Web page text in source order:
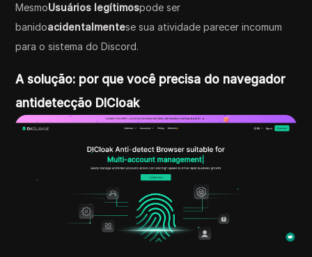
MesmoUsuários legítimospode ser
banidoacidentalmentese sua atividade parecer incomum
para o sistema do Discord.
A solução: por que você precisa do navegador
antidetecção DICloak